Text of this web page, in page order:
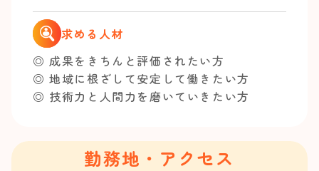
求める人材
◎ 成果をきちんと評価されたい方
◎ 地域に根ざして安定して働きたい方
◎ 技術力と人間力を磨いていきたい方
勤務地・アクセス